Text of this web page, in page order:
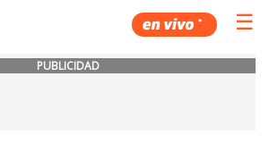
☰
PUBLICIDAD